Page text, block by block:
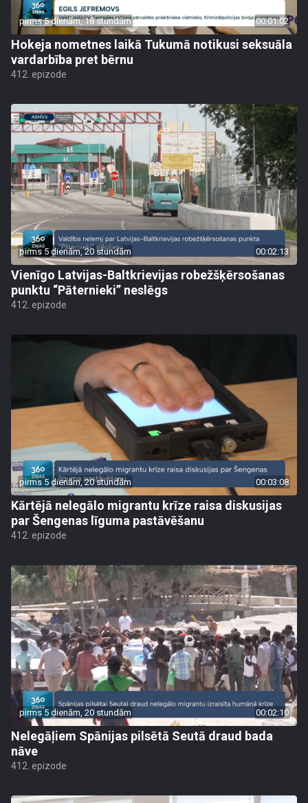
pirms 5 dienām, 18 stundām 00:01:02
Hokeja nometnes laikā Tukumā notikusi seksuāla
vardarbība pret bērnu
412. epizode
pirms 5 dienām, 20 stundām 00:02:13
Vienīgo Latvijas-Baltkrievijas robežšķērsošanas
punktu “Pāternieki” neslēgs
412. epizode
pirms 5 dienām, 20 stundām 00:03:08
Kārtējā nelegālo migrantu krīze raisa diskusijas
par Šengenas līguma pastāvēšanu
412. epizode
pirms 5 dienām, 20 stundām 00:02:10
Nelegāļiem Spānijas pilsētā Seutā draud bada
nāve
412. epizode